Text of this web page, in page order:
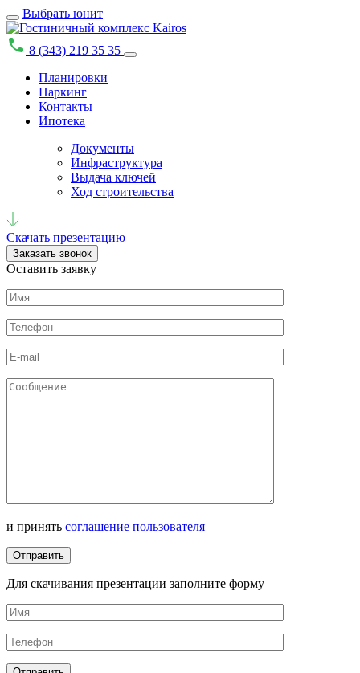
Выбрать юнит
8 (343) 219 35 35
Планировки
Паркинг
Контакты
Ипотека
Документы
Инфраструктура
Выдача ключей
Ход строительства
Скачать презентацию
Заказать звонок
Оставить заявку
и принять соглашение пользователя
Для скачивания презентации заполните форму